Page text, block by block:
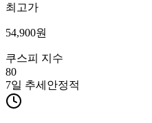
최고가
54,900원
쿠스피 지수
80
7일 추세 안정적